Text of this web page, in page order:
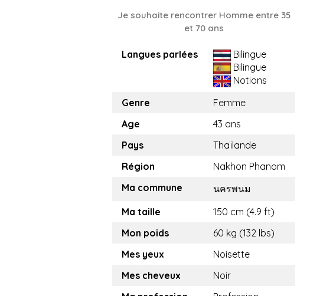
Je souhaite rencontrer Homme entre 35
et 70 ans
Langues parlées
Bilingue
Bilingue
Notions
Genre
Femme
Age
43 ans
Pays
Thaïlande
Région
Nakhon Phanom
Ma commune
นครพนม
Ma taille
150 cm (4.9 ft)
Mon poids
60 kg (132 lbs)
Mes yeux
Noisette
Mes cheveux
Noir